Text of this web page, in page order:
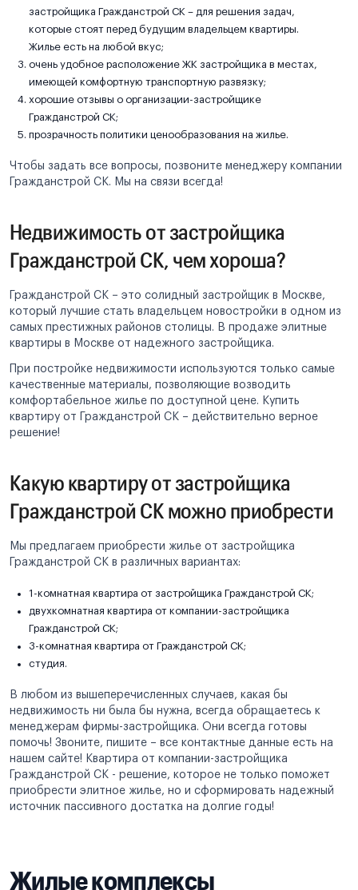
застройщика Гражданстрой СК – для решения задач,
которые стоят перед будущим владельцем квартиры.
Жилье есть на любой вкус;
очень удобное расположение ЖК застройщика в местах,
имеющей комфортную транспортную развязку;
хорошие отзывы о организации-застройщике
Гражданстрой СК;
прозрачность политики ценообразования на жилье.
Чтобы задать все вопросы, позвоните менеджеру компании
Гражданстрой СК. Мы на связи всегда!
Недвижимость от застройщика
Гражданстрой СК, чем хороша?
Гражданстрой СК – это солидный застройщик в Москве,
который лучшие стать владельцем новостройки в одном из
самых престижных районов столицы. В продаже элитные
квартиры в Москве от надежного застройщика.
При постройке недвижимости используются только самые
качественные материалы, позволяющие возводить
комфортабельное жилье по доступной цене. Купить
квартиру от Гражданстрой СК – действительно верное
решение!
Какую квартиру от застройщика
Гражданстрой СК можно приобрести
Мы предлагаем приобрести жилье от застройщика
Гражданстрой СК в различных вариантах:
1-комнатная квартира от застройщика Гражданстрой СК;
двухкомнатная квартира от компании-застройщика
Гражданстрой СК;
3-комнатная квартира от Гражданстрой СК;
студия.
В любом из вышеперечисленных случаев, какая бы
недвижимость ни была бы нужна, всегда обращаетесь к
менеджерам фирмы-застройщика. Они всегда готовы
помочь! Звоните, пишите – все контактные данные есть на
нашем сайте! Квартира от компании-застройщика
Гражданстрой СК - решение, которое не только поможет
приобрести элитное жилье, но и сформировать надежный
источник пассивного достатка на долгие годы!
Жилые комплексы